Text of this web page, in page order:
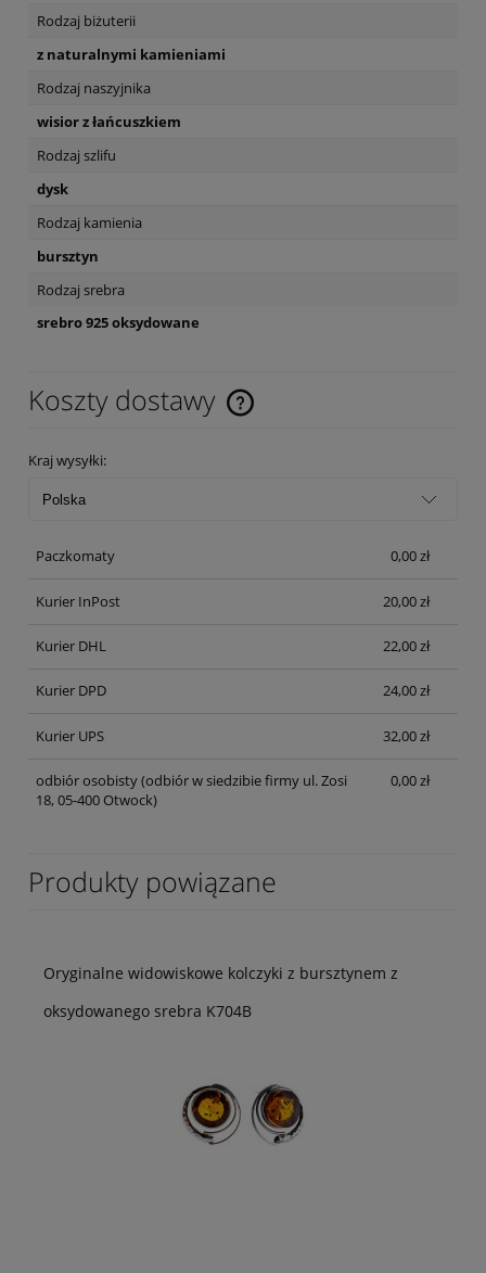
Rodzaj biżuterii
z naturalnymi kamieniami
Rodzaj naszyjnika
wisior z łańcuszkiem
Rodzaj szlifu
dysk
Rodzaj kamienia
bursztyn
Rodzaj srebra
srebro 925 oksydowane
Koszty dostawy
Cena nie zawiera ewentualnych kosztów płatności
Kraj wysyłki:
Paczkomaty 0,00 zł
Kurier InPost 20,00 zł
Kurier DHL 22,00 zł
Kurier DPD 24,00 zł
Kurier UPS 32,00 zł
odbiór osobisty(odbiór w siedzibie firmy ul. Zosi
18, 05-400 Otwock)
0,00 zł
Produkty powiązane
Oryginalne widowiskowe kolczyki z bursztynem z
oksydowanego srebra K704B